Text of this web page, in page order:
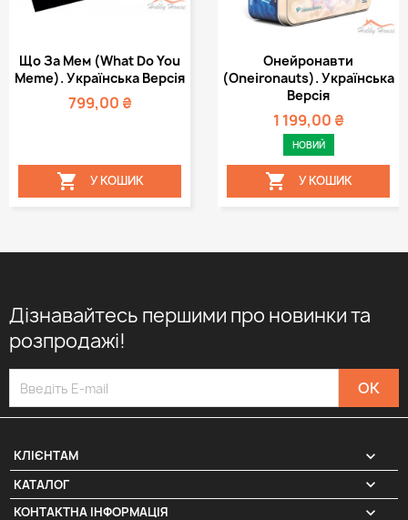
Що За Мем (What Do You
Meme). Українська Версія
799,00 ₴
 У КОШИК
Онейронавти
(Oneironauts). Українська
Версія
1 199,00 ₴
НОВИЙ
 У КОШИК
Дізнавайтесь першими про новинки та
розпродажі!
КЛІЄНТАМ 
КАТАЛОГ 
КОНТАКТНА ІНФОРМАЦІЯ keyboard_arrow_down